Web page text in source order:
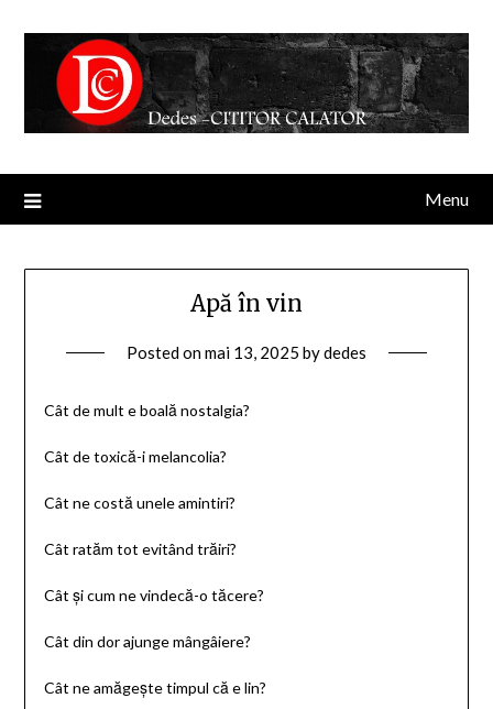
Menu
Apă în vin
Posted onmai 13, 2025 bydedes
Cât de mult e boală nostalgia?
Cât de toxică-i melancolia?
Cât ne costă unele amintiri?
Cât ratăm tot evitând trăiri?
Cât și cum ne vindecă-o tăcere?
Cât din dor ajunge mângâiere?
Cât ne amăgește timpul că e lin?